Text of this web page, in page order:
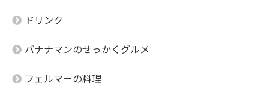
ドリンク
バナナマンのせっかくグルメ
フェルマーの料理